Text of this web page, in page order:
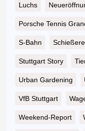
Luchs
Porsche Tennis
S-Bahn
Stuttgart Story
Urban Gardening
VfB Stuttgart
Weekend-Report